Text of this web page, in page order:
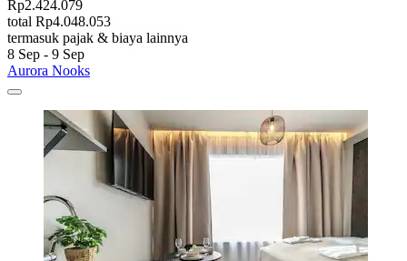
Rp2.424.079
total Rp4.048.053
termasuk pajak & biaya lainnya
8 Sep - 9 Sep
Aurora Nooks